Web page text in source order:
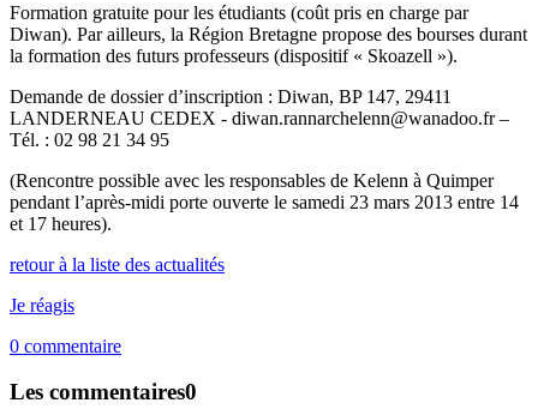
Formation gratuite pour les étudiants (coût pris en charge par
Diwan). Par ailleurs, la Région Bretagne propose des bourses durant
la formation des futurs professeurs (dispositif « Skoazell »).
Demande de dossier d’inscription : Diwan, BP 147, 29411
LANDERNEAU CEDEX - diwan.rannarchelenn@wanadoo.fr –
Tél. : 02 98 21 34 95
(Rencontre possible avec les responsables de Kelenn à Quimper
pendant l’après-midi porte ouverte le samedi 23 mars 2013 entre 14
et 17 heures).
retour à la liste des actualités
Je réagis
0 commentaire
Les commentaires0